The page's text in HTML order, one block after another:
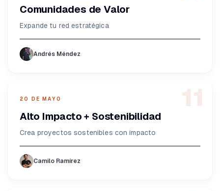
Comunidades de Valor
Expande tu red estratégica
Andrés Méndez
11
20 DE MAYO
Alto Impacto + Sostenibilidad
Crea proyectos sostenibles con impacto
Camilo Ramírez